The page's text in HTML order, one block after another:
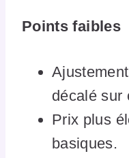
Points faibles
décalé sur
Prix plus
basiques.